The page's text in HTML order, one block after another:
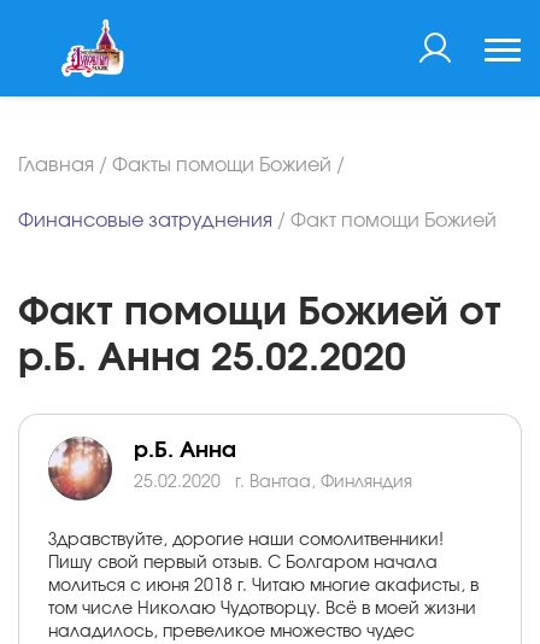
Главная / Факты помощи Божией /
Финансовые затруднения / Факт помощи Божией
Факт помощи Божией от
р.Б. Анна 25.02.2020
р.Б. Анна
25.02.2020 г. Вантаа, Финляндия
Здравствуйте, дорогие наши сомолитвенники!
Пишу свой первый отзыв. С Болгаром начала
молиться с июня 2018 г. Читаю многие акафисты, в
том числе Николаю Чудотворцу. Всё в моей жизни
наладилось, превеликое множество чудес